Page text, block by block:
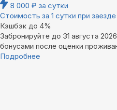
8 000 ₽ за сутки
Стоимость за 1 сутки при
Кэшбэк до 4%
Забронируйте до 31 августа
бонусами после оценки
Подробнее